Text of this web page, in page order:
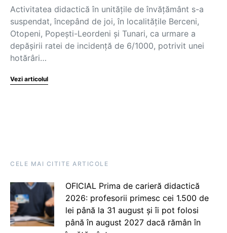
Activitatea didactică în unitățile de învățământ s-a
suspendat, începând de joi, în localitățile Berceni,
Otopeni, Popești-Leordeni și Tunari, ca urmare a
depășirii ratei de incidență de 6/1000, potrivit unei
hotărâri…
Vezi articolul
CELE MAI CITITE ARTICOLE
OFICIAL Prima de carieră didactică
2026: profesorii primesc cei 1.500 de
lei până la 31 august și îi pot folosi
până în august 2027 dacă rămân în